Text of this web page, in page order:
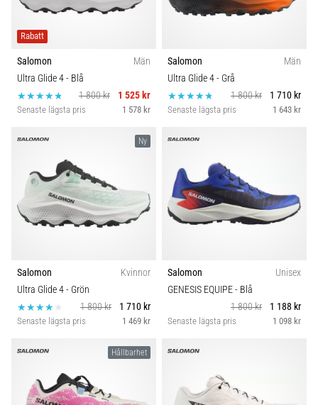
Rabatt
Salomon
Män
Ultra Glide 4- Blå
1 800 kr
1 525 kr
Senaste lägsta pris 1 578 kr
Salomon
Män
Ultra Glide 4- Grå
1 800 kr
1 710 kr
Senaste lägsta pris 1 643 kr
Ny
Salomon
Kvinnor
Ultra Glide 4- Grön
1 800 kr
1 710 kr
Senaste lägsta pris 1 469 kr
Salomon
Unisex
GENESIS EQUIPE- Blå
1 800 kr
1 188 kr
Senaste lägsta pris 1 098 kr
Hållbarhet